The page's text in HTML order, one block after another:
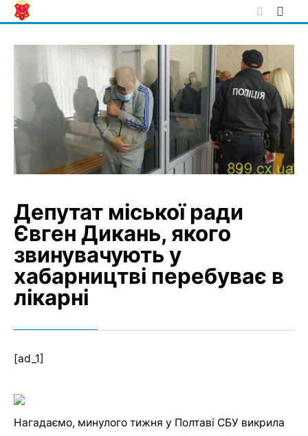
Skip
to
Депутат міської ради
Євген Дикань, якого
звинувачують у
хабарництві перебуває в
лікарні
[ad_1]
Нагадаємо, минулого тижня у Полтаві СБУ викрила